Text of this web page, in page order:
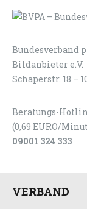
Bundesverband
Bildanbieter e.V.
Schaperstr. 18 –
Beratungs-
(0,69 EURO/
09001 324 333
VERBAND